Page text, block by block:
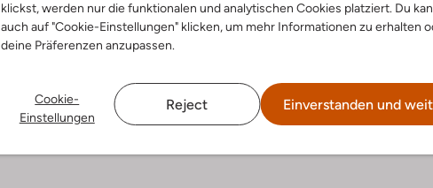
klickst, werden nur die funktionalen und analytischen Cookies platziert. Du
auch auf "Cookie-Einstellungen" klicken, um mehr Informationen zu erhalten
deine Präferenzen anzupassen.
Cookie-
Einstellungen
Reject Einverstanden und
Entdecke den Look
Lieferung & Rückgabe